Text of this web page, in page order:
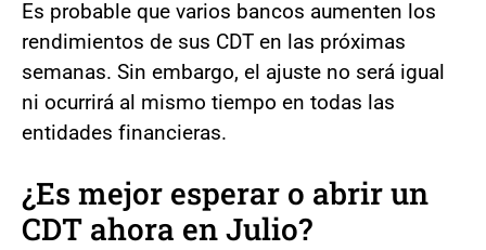
Es probable que varios bancos aumenten los
rendimientos de sus CDT en las próximas
semanas. Sin embargo, el ajuste no será igual
ni ocurrirá al mismo tiempo en todas las
entidades financieras.
¿Es mejor esperar o abrir un
CDT ahora en Julio?